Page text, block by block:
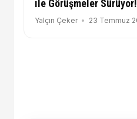
ile Görüşmeler Sürüyor!
Yalçın Çeker 23 Temmuz